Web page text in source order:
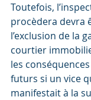
Toutefois,
procèdera devra
l’exclusion de la
courtier
les
futurs si un vice
manifestait à la